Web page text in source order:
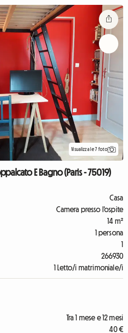
Visualizza le 7 foto
E Bagno (Paris - 75019)
Casa
Camera presso l'ospite
14 m²
1 persona
1
266930
1 Letto/i matrimoniale/i
Tra 1 mese e 12 mesi
40 €